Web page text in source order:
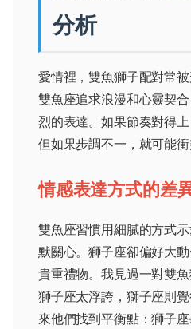
分析
愛情裡，雙魚獅子配對常被
雙魚座追求浪漫和心靈契
烈的表達。如果節奏對得
但如果步調不一，就可能衝
情感表達方式的差
雙魚座習慣用細膩的方式
默關心。獅子座卻偏好大
貴重禮物。我見過一對雙
獅子座太浮誇，獅子座則
來他們找到平衡點：獅子